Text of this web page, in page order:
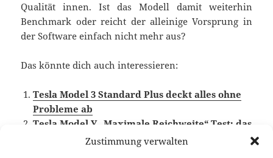
Zustimmung verwalten
Qualität innen. Ist das Modell damit weiterhin
Benchmark oder reicht der alleinige Vorsprung in
der Software einfach nicht mehr aus?
Das könnte dich auch interessieren:
Tesla Model 3 Standard Plus deckt alles ohne
Probleme ab
Tesla Model Y „Maximale Reichweite“ Test: das
Familien-E-Auto?